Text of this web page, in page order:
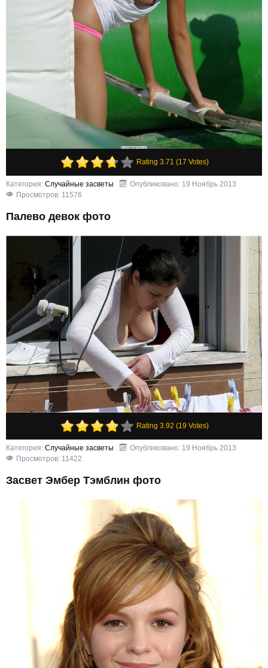
Rating 3.71 (17 Votes)
Категория: Случайные засветы
Опубликовано: 19 Ноябрь 2013
Просмотров: 11576
Палево девок фото
Rating 3.92 (19 Votes)
Категория: Случайные засветы
Опубликовано: 19 Ноябрь 2013
Просмотров: 11422
Засвет Эмбер Тэмблин фото